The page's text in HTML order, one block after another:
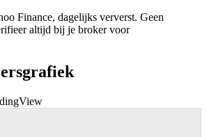
Finance, dagelijks ververst. Geen
altijd bij je broker voor